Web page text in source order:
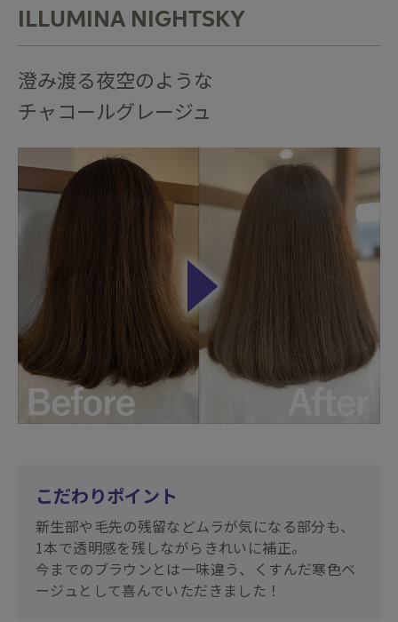
ILLUMINA NIGHTSKY
澄み渡る夜空のような
チャコールグレージュ
こだわりポイント
新生部や毛先の残留などムラが気になる部分も、
1本で透明感を残しながらきれいに補正。
今までのブラウンとは一味違う、くすんだ寒色ベ
ージュとして喜んでいただきました！